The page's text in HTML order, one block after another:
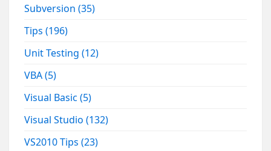
Subversion(35)
Tips(196)
Unit Testing(12)
VBA(5)
Visual Basic(5)
Visual Studio(132)
VS2010 Tips(23)